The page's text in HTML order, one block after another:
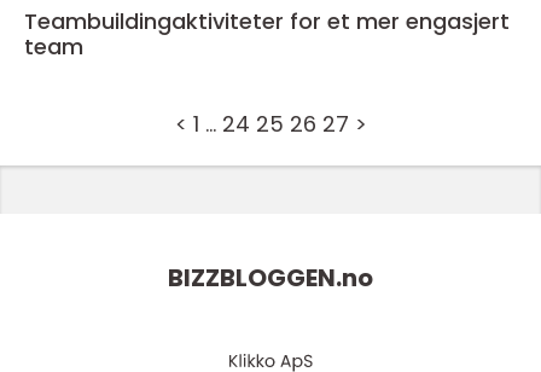
Teambuildingaktiviteter for et mer engasjert
team
< 1 … 24 25 26 27 >
BIZZBLOGGEN.no